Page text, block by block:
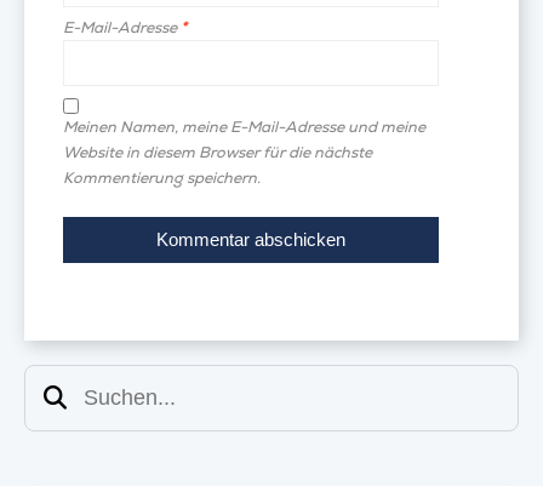
E-Mail-Adresse *
Meinen Namen, meine E-Mail-Adresse und meine
Website in diesem Browser für die nächste
Kommentierung speichern.
Suchen